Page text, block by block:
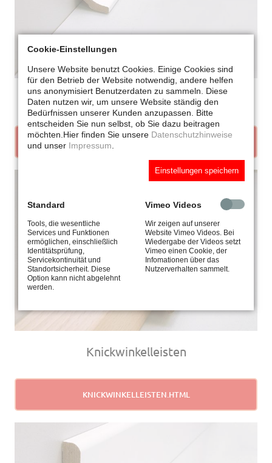
Hohlkehlleisten
HOHLKEHLLEISTEN.HTML
Knickwinkelleisten
KNICKWINKELLEISTEN.HTML
Cookie-Einstellungen
Unsere Website benutzt Cookies. Einige Cookies sind
für den Betrieb der Website notwendig, andere helfen
uns anonymisiert Benutzerdaten zu sammeln. Diese
Daten nutzen wir, um unsere Website ständig den
Bedürfnissen unserer Kunden anzupassen. Bitte
entscheiden Sie nun selbst, ob Sie dazu beitragen
möchten. Hier finden Sie unsere Datenschutzhinweise
und unser Impressum
Einstellungen speichern
Standard
Tools, die wesentliche
Services und Funktionen
ermöglichen, einschließlich
Identitätsprüfung,
Servicekontinuität und
Standortsicherheit. Diese
Option kann nicht abgelehnt
werden.
Vimeo Videos
Wir zeigen auf unserer
Website Vimeo Videos. Bei
Wiedergabe der Videos setzt
Vimeo einen Cookie, der
Infomationen über das
Nutzerverhalten sammelt.